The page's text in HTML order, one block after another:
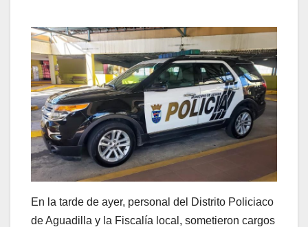
En la tarde de ayer, personal del Distrito Policiaco
de Aguadilla y la Fiscalía local, sometieron cargos